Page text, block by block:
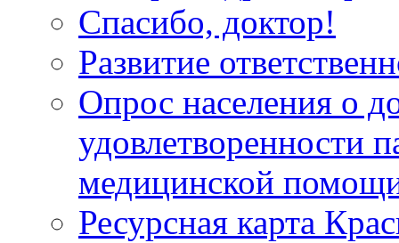
Спасибо, доктор!
Развитие
Опрос населения о
удовлетворенности
медицинской
Ресурсная карта